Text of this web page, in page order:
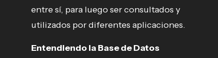
entre sí, para luego ser consultados y
utilizados por diferentes aplicaciones.
Entendiendo la Base de Datos